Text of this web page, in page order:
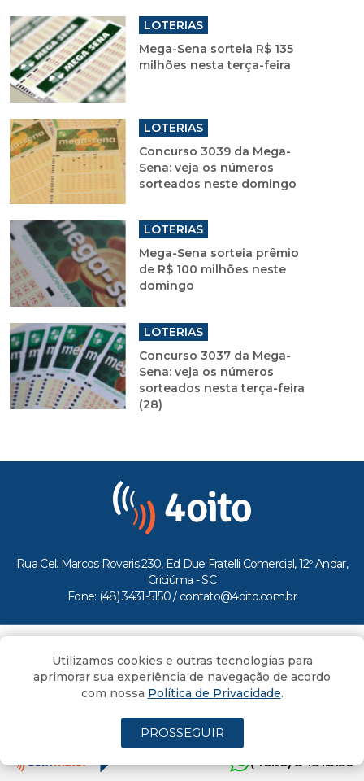
LOTERIAS
Mega-Sena sorteia R$ 135
milhões nesta terça-feira
LOTERIAS
Concurso 3039 da Mega-
Sena: veja os números
sorteados neste domingo
LOTERIAS
Mega-Sena sorteia prêmio
de R$ 100 milhões neste
domingo
LOTERIAS
Concurso 3037 da Mega-
Sena: veja os números
sorteados nesta terça-feira
(28)
Rua Cel. Marcos Rovaris 230, Ed Due Fratelli Comercial, 12º Andar,
Criciúma - SC
Fone: (48) 3431-5150 / contato@4oito.com.br
Todos os direitos reservados ao Portal 4oito
(4oito) 3431.5150
Utilizamos cookies e outras tecnologias para
aprimorar sua experiência de navegação de acordo
com nossa Política de Privacidade.
PROSSEGUIR